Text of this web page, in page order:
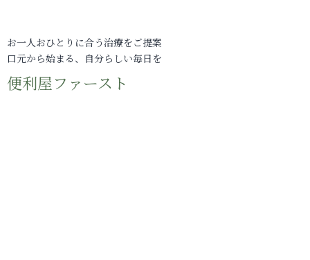
お一人おひとりに合う治療をご提案
口元から始まる、自分らしい毎日を
便利屋ファースト